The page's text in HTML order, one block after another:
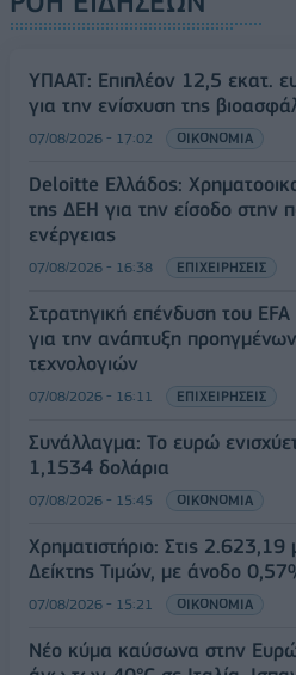
ΥΠΑΑΤ: Επιπλέον 12,5 εκατ.
για την ενίσχυση της
07/08/2026 - 17:02 ΟΙΚΟΝΟΜΙΑ
Deloitte Ελλάδος:
της ΔΕΗ για την είσοδο στην
ενέργειας
07/08/2026 - 16:38 ΕΠΙΧΕΙΡΗΣΕΙΣ
Στρατηγική επένδυση του
για την ανάπτυξη
τεχνολογιών
07/08/2026 - 16:11 ΕΠΙΧΕΙΡΗΣΕΙΣ
Συνάλλαγμα: Το ευρώ
1,1534 δολάρια
07/08/2026 - 15:45 ΟΙΚΟΝΟΜΙΑ
Χρηματιστήριο: Στις 2.623,19
Δείκτης Τιμών, με άνοδο
07/08/2026 - 15:21 ΟΙΚΟΝΟΜΙΑ
Νέο κύμα καύσωνα στην